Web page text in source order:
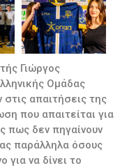
Γιώργος
Ομάδας
απαιτήσεις της
που απαιτείται για
πως δεν πηγαίνουν
παράλληλα όσους
για να δίνει το